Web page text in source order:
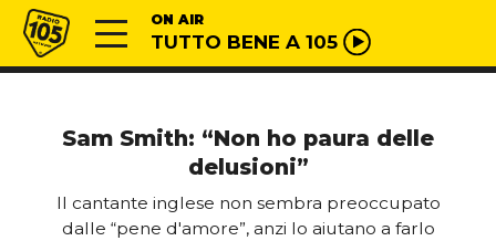
Vai al contenuto
Radio 105 ON AIR
TUTTO BENE A 105
Sam Smith: “Non ho paura delle
delusioni”
Il cantante inglese non sembra preoccupato
dalle “pene d'amore”, anzi lo aiutano a farlo